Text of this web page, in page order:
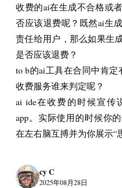
上面这段话是我喂给
分析了公司地铁沿线的一
前后跟六个中介看了不下
的周围房子的情况。
接下来我会详细描述我在
交互所产生的一系列的活动
首先我将我的需求输入给
推荐的小区。好，AI 详细
问，当我有空查这些小区
都是不存在的，AI 产生的
收费的ai在生成不合格或
否应该退费呢？既然ai生
责任给用户，那么如果生
是否应该退费？
to b的ai工具在合同中肯
收费服务谁来判定呢？
ai ide在收费的时候宣传
app。实际使用的时候你
在左右脑互搏并为你展示“
cy C
2025年08月28日